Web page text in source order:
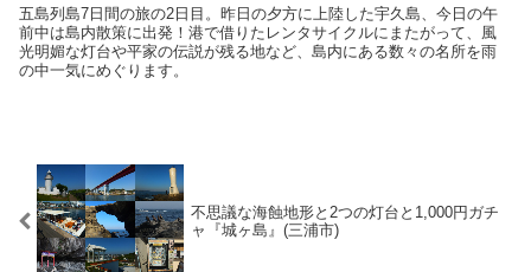
五島列島7日間の旅の2日目。昨日の夕方に上陸した宇久島、今日の午
前中は島内散策に出発！港で借りたレンタサイクルにまたがって、風
光明媚な灯台や平家の伝説が残る地など、島内にある数々の名所を雨
の中一気にめぐります。
不思議な海蝕地形と2つの灯台と1,000円ガチ
ャ『城ヶ島』(三浦市)